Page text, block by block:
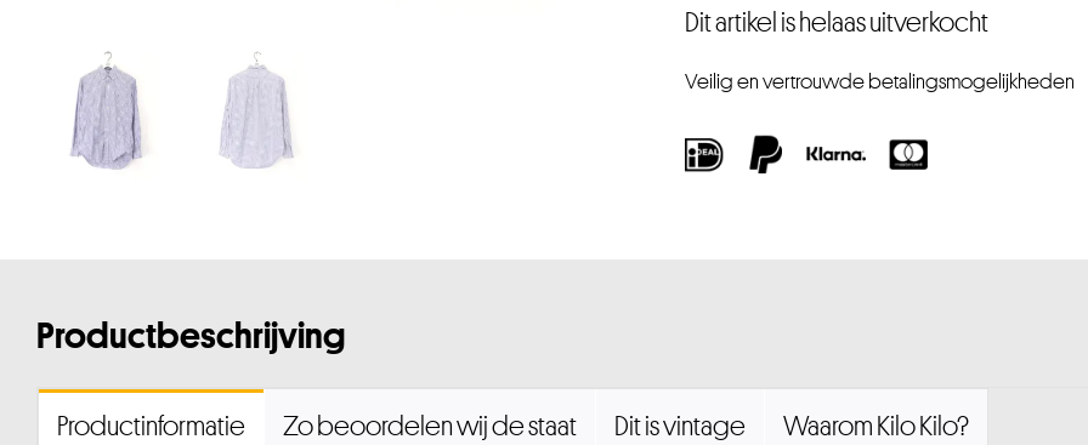
Dit artikel is helaas uitverkocht
Veilig en vertrouwde betalingsmogelijkheden
Productbeschrijving
Productinformatie Zo beoordelen wij de staat Dit is vintage Waarom Kilo Kilo?